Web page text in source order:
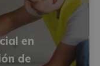
en
de